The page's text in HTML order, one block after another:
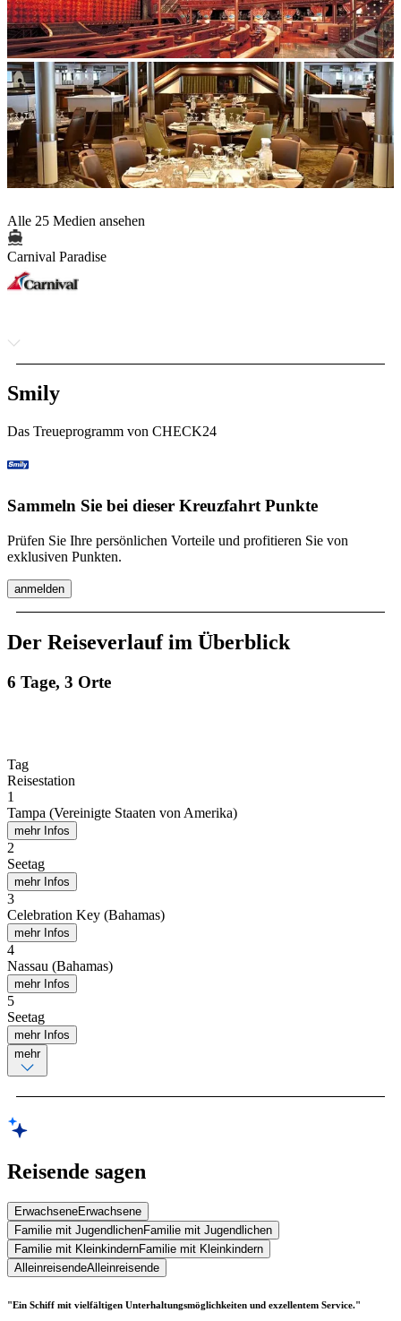
Alle 25 Medien ansehen
Carnival Paradise
Smily
Das Treueprogramm von CHECK24
Sammeln Sie bei dieser Kreuzfahrt Punkte
Prüfen Sie Ihre persönlichen Vorteile und profitieren Sie von
exklusiven Punkten.
anmelden
Der Reiseverlauf im Überblick
6 Tage, 3 Orte
Tag
Reisestation
1
Tampa (Vereinigte Staaten von Amerika)
mehr Infos
2
Seetag
mehr Infos
3
Celebration Key (Bahamas)
mehr Infos
4
Nassau (Bahamas)
mehr Infos
5
Seetag
mehr Infos
mehr
Reisende sagen
ErwachseneErwachsene
Familie mit JugendlichenFamilie mit Jugendlichen
Familie mit KleinkindernFamilie mit Kleinkindern
AlleinreisendeAlleinreisende
"Ein Schiff mit vielfältigen Unterhaltungsmöglichkeiten und exzellentem Service."